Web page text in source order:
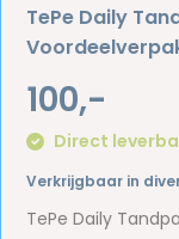
TePe Daily
100,-
Direct
Verkrijgbaar in
TePe Daily